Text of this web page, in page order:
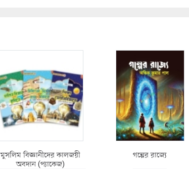
মুসলিম বিজ্ঞানীদের কালজয়ী
অবদান (প্যাকেজ)
গল্পের রাজ্যে